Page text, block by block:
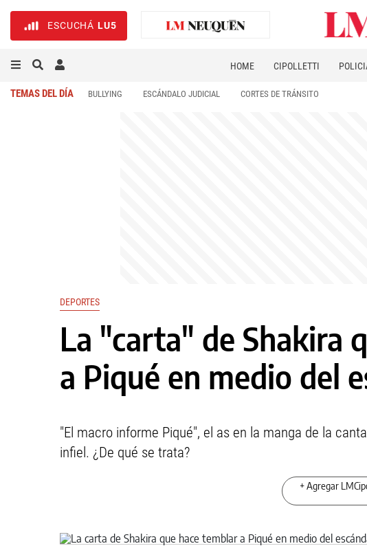
ESCUCHÁ LU5
HOME CIPOLLETTI
TEMAS DEL DÍA BULLYING ESCÁNDALO JUDICIAL CORTES DE TRÁNSITO
DEPORTES
La "carta" de Shakira
a Piqué en medio del
"El macro informe Piqué", el as en la manga de la
infiel. ¿De qué se trata?
+ Agregar